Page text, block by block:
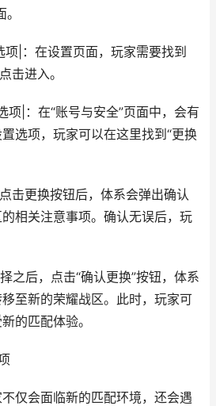
项|：在设置页面，玩家需要找到
击进入。
项|：在“账号与安全”页面中，会有
选项，玩家可以在这里找到“更换
击更换按钮后，体系会弹出确认
相关注意事项。确认无误后，玩
之后，点击“确认更换”按钮，体系
至新的荣耀战区。此时，玩家可
的匹配体验。
仅会面临新的匹配环境，还会遇